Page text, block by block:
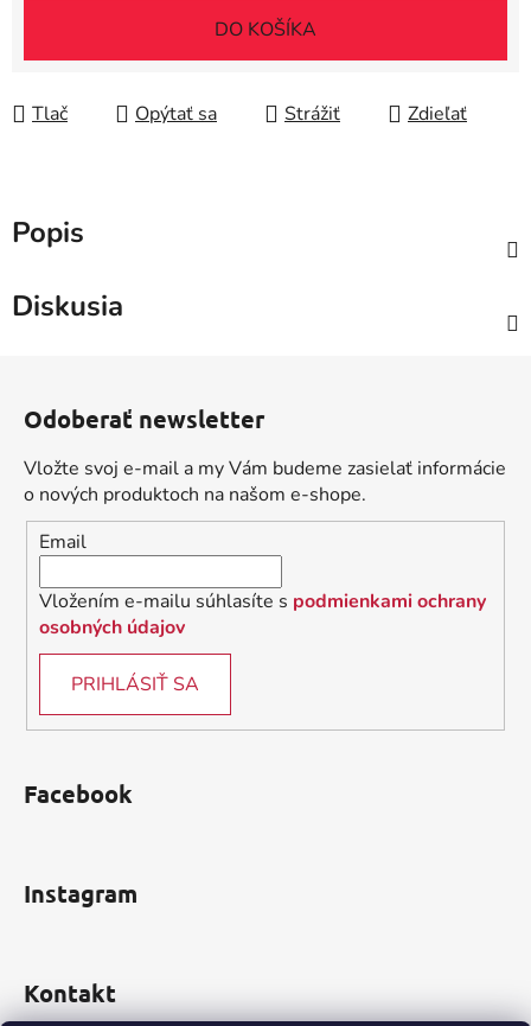
DO KOŠÍKA
Tlač Opýtať sa Strážiť Zdieľať
Popis
Diskusia
Odoberať newsletter
Vložte svoj e-mail a my Vám budeme zasielať informácie
o nových produktoch na našom e-shope.
Email
Vložením e-mailu súhlasíte s podmienkami ochrany
osobných údajov
PRIHLÁSIŤ SA
Facebook
Instagram
Kontakt